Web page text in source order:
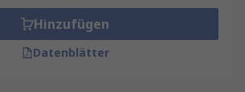
Hinzufügen
Datenblätter